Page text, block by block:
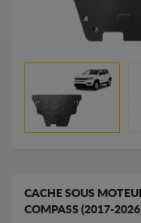
CACHE SOUS
COMPASS (2017-